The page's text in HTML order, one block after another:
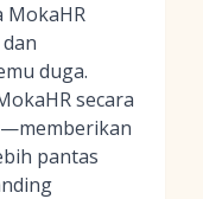
MokaHR
duga.
secara
pantas